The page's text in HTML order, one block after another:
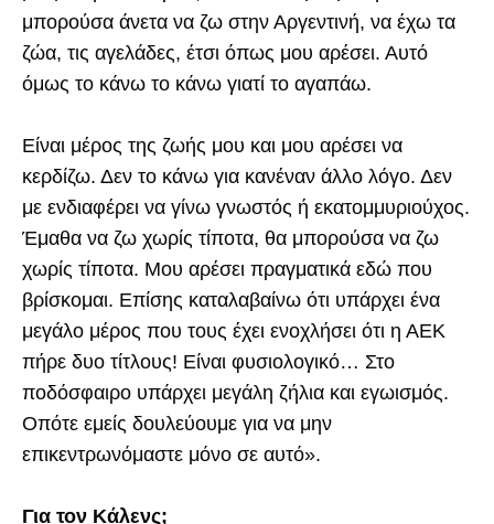
μπορούσα άνετα να ζω στην Αργεντινή, να έχω τα
ζώα, τις αγελάδες, έτσι όπως μου αρέσει. Αυτό
όμως το κάνω το κάνω γιατί το αγαπάω.
Είναι μέρος της ζωής μου και μου αρέσει να
κερδίζω. Δεν το κάνω για κανέναν άλλο λόγο. Δεν
με ενδιαφέρει να γίνω γνωστός ή εκατομμυριούχος.
Έμαθα να ζω χωρίς τίποτα, θα μπορούσα να ζω
χωρίς τίποτα. Μου αρέσει πραγματικά εδώ που
βρίσκομαι. Επίσης καταλαβαίνω ότι υπάρχει ένα
μεγάλο μέρος που τους έχει ενοχλήσει ότι η ΑΕΚ
πήρε δυο τίτλους! Είναι φυσιολογικό… Στο
ποδόσφαιρο υπάρχει μεγάλη ζήλια και εγωισμός.
Οπότε εμείς δουλεύουμε για να μην
επικεντρωνόμαστε μόνο σε αυτό».
Για τον Κάλενς;